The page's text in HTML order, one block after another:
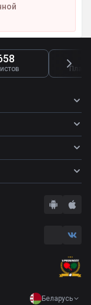
Беларусь